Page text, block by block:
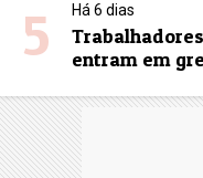
5 Há 6 dias
Trabalhadores
entram em